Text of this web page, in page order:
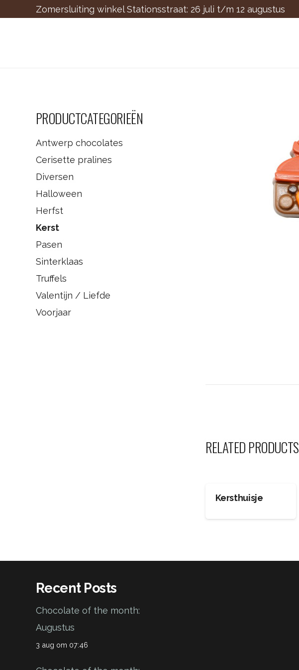
Zomersluiting winkel Stationsstraat: 26 juli t/m 12 augustus
PRODUCTCATEGORIEËN
Antwerp chocolates
Cerisette pralines
Diversen
Halloween
Herfst
Kerst
Pasen
Sinterklaas
Truffels
Valentijn / Liefde
Voorjaar
RELATED PRODUCTS
Kersthuisje
Recent Posts
Chocolate of the month:
Augustus
3 aug om 07:46